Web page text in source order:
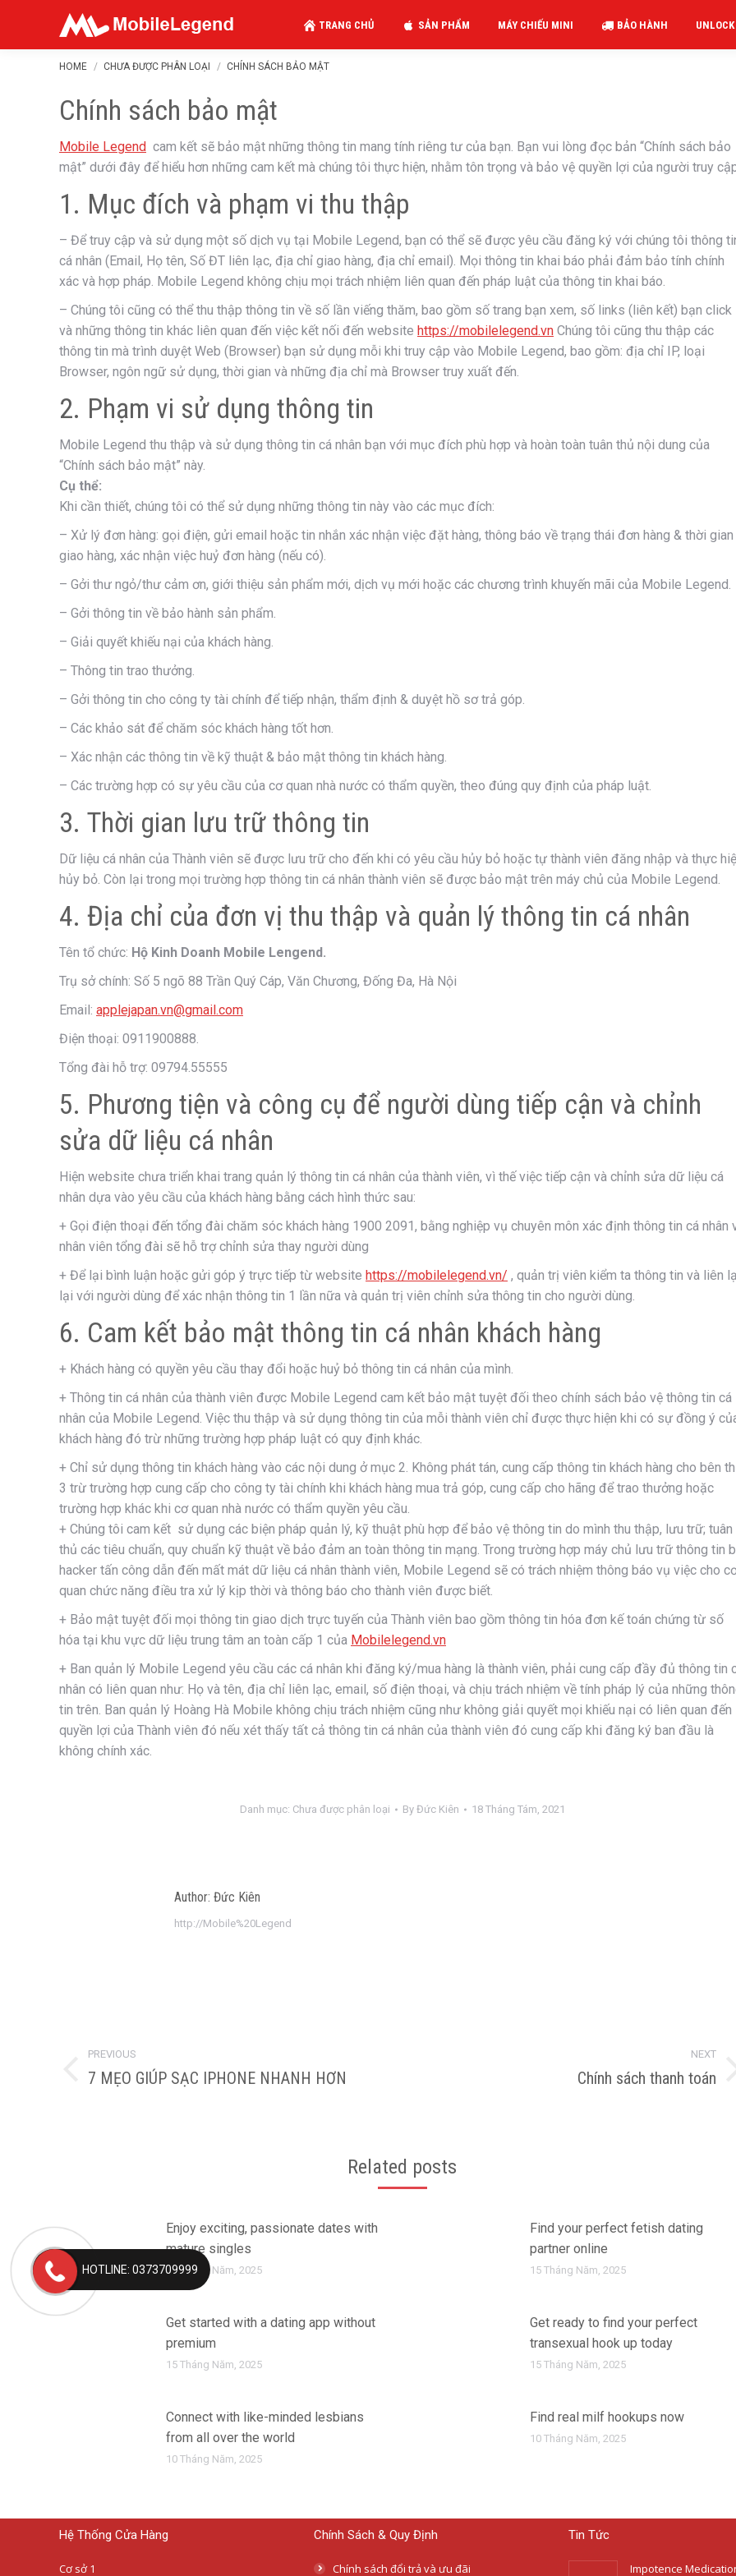
TRANG CHỦ SẢN PHẨM MÁY CHIẾU MINI BẢO HÀNH
You are here:
HOME CHƯA ĐƯỢC PHÂN LOẠI CHÍNH SÁCH BẢO MẬT
Chính sách bảo mật
Mobile Legend cam kết sẽ bảo mật những thông tin mang tính riêng tư của bạn. Bạn vui lòng đọc bản “Chính sách bảo
mật” dưới đây để hiểu hơn những cam kết mà chúng tôi thực hiện, nhằm tôn trọng và bảo vệ quyền lợi của người truy
1. Mục đích và phạm vi thu thập
– Để truy cập và sử dụng một số dịch vụ tại Mobile Legend, bạn có thể sẽ được yêu cầu đăng ký với chúng tôi thông
cá nhân (Email, Họ tên, Số ĐT liên lạc, địa chỉ giao hàng, địa chỉ email). Mọi thông tin khai báo phải đảm bảo tính chính
xác và hợp pháp. Mobile Legend không chịu mọi trách nhiệm liên quan đến pháp luật của thông tin khai báo.
– Chúng tôi cũng có thể thu thập thông tin về số lần viếng thăm, bao gồm số trang bạn xem, số links (liên kết) bạn click
và những thông tin khác liên quan đến việc kết nối đến website https://mobilelegend.vn Chúng tôi cũng thu thập các
thông tin mà trình duyệt Web (Browser) bạn sử dụng mỗi khi truy cập vào Mobile Legend, bao gồm: địa chỉ IP, loại
Browser, ngôn ngữ sử dụng, thời gian và những địa chỉ mà Browser truy xuất đến.
2. Phạm vi sử dụng thông tin
Mobile Legend thu thập và sử dụng thông tin cá nhân bạn với mục đích phù hợp và hoàn toàn tuân thủ nội dung của
“Chính sách bảo mật” này.
Cụ thể:
Khi cần thiết, chúng tôi có thể sử dụng những thông tin này vào các mục đích:
– Xử lý đơn hàng: gọi điện, gửi email hoặc tin nhắn xác nhận việc đặt hàng, thông báo về trạng thái đơn hàng & thời gian
giao hàng, xác nhận việc huỷ đơn hàng (nếu có).
– Gởi thư ngỏ/thư cảm ơn, giới thiệu sản phẩm mới, dịch vụ mới hoặc các chương trình khuyến mãi của Mobile Legend.
– Gởi thông tin về bảo hành sản phẩm.
– Giải quyết khiếu nại của khách hàng.
– Thông tin trao thưởng.
– Gởi thông tin cho công ty tài chính để tiếp nhận, thẩm định & duyệt hồ sơ trả góp.
– Các khảo sát để chăm sóc khách hàng tốt hơn.
– Xác nhận các thông tin về kỹ thuật & bảo mật thông tin khách hàng.
– Các trường hợp có sự yêu cầu của cơ quan nhà nước có thẩm quyền, theo đúng quy định của pháp luật.
3. Thời gian lưu trữ thông tin
Dữ liệu cá nhân của Thành viên sẽ được lưu trữ cho đến khi có yêu cầu hủy bỏ hoặc tự thành viên đăng nhập và thực
hủy bỏ. Còn lại trong mọi trường hợp thông tin cá nhân thành viên sẽ được bảo mật trên máy chủ của Mobile Legend.
4. Địa chỉ của đơn vị thu thập và quản lý thông tin cá nhân
Tên tổ chức: Hộ Kinh Doanh Mobile Lengend.
Trụ sở chính: Số 5 ngõ 88 Trần Quý Cáp, Văn Chương, Đống Đa, Hà Nội
Email: applejapan.vn@gmail.com
Điện thoại: 0911900888.
Tổng đài hỗ trợ: 09794.55555
5. Phương tiện và công cụ để người dùng tiếp cận và chỉnh
sửa dữ liệu cá nhân
Hiện website chưa triển khai trang quản lý thông tin cá nhân của thành viên, vì thế việc tiếp cận và chỉnh sửa dữ liệu cá
nhân dựa vào yêu cầu của khách hàng bằng cách hình thức sau:
+ Gọi điện thoại đến tổng đài chăm sóc khách hàng 1900 2091, bằng nghiệp vụ chuyên môn xác định thông tin cá nhân
nhân viên tổng đài sẽ hỗ trợ chỉnh sửa thay người dùng
+ Để lại bình luận hoặc gửi góp ý trực tiếp từ website https://mobilelegend.vn/ , quản trị viên kiểm ta thông tin và liên
lại với người dùng để xác nhận thông tin 1 lần nữa và quản trị viên chỉnh sửa thông tin cho người dùng.
6. Cam kết bảo mật thông tin cá nhân khách hàng
+ Khách hàng có quyền yêu cầu thay đổi hoặc huỷ bỏ thông tin cá nhân của mình.
+ Thông tin cá nhân của thành viên được Mobile Legend cam kết bảo mật tuyệt đối theo chính sách bảo vệ thông tin cá
nhân của Mobile Legend. Việc thu thập và sử dụng thông tin của mỗi thành viên chỉ được thực hiện khi có sự đồng ý
khách hàng đó trừ những trường hợp pháp luật có quy định khác.
+ Chỉ sử dụng thông tin khách hàng vào các nội dung ở mục 2. Không phát tán, cung cấp thông tin khách hàng cho bên
3 trừ trường hợp cung cấp cho công ty tài chính khi khách hàng mua trả góp, cung cấp cho hãng để trao thưởng hoặc
trường hợp khác khi cơ quan nhà nước có thẩm quyền yêu cầu.
+ Chúng tôi cam kết sử dụng các biện pháp quản lý, kỹ thuật phù hợp để bảo vệ thông tin do mình thu thập, lưu trữ; tuân
thủ các tiêu chuẩn, quy chuẩn kỹ thuật về bảo đảm an toàn thông tin mạng. Trong trường hợp máy chủ lưu trữ thông tin
hacker tấn công dẫn đến mất mát dữ liệu cá nhân thành viên, Mobile Legend sẽ có trách nhiệm thông báo vụ việc cho
quan chức năng điều tra xử lý kịp thời và thông báo cho thành viên được biết.
+ Bảo mật tuyệt đối mọi thông tin giao dịch trực tuyến của Thành viên bao gồm thông tin hóa đơn kế toán chứng từ số
hóa tại khu vực dữ liệu trung tâm an toàn cấp 1 của Mobilelegend.vn
+ Ban quản lý Mobile Legend yêu cầu các cá nhân khi đăng ký/mua hàng là thành viên, phải cung cấp đầy đủ thông tin
nhân có liên quan như: Họ và tên, địa chỉ liên lạc, email, số điện thoại, và chịu trách nhiệm về tính pháp lý của những
tin trên. Ban quản lý Hoàng Hà Mobile không chịu trách nhiệm cũng như không giải quyết mọi khiếu nại có liên quan đến
quyền lợi của Thành viên đó nếu xét thấy tất cả thông tin cá nhân của thành viên đó cung cấp khi đăng ký ban đầu là
không chính xác.
Danh mục: Chưa được phân loại By Đức Kiên 18 Tháng Tám, 2021
Author: Đức Kiên
http://Mobile%20Legend
Post
navigation
PREVIOUS
Previous
7 MẸO GIÚP SẠC IPHONE NHANH HƠN
NEXT
Chính sách thanh toán
Related posts
Enjoy exciting, passionate dates with
mature singles
15 Tháng Năm, 2025
Find your perfect fetish dating
partner online
15 Tháng Năm, 2025
Get started with a dating app without
premium
15 Tháng Năm, 2025
Get ready to find your perfect
transexual hook up today
15 Tháng Năm, 2025
Connect with like-minded lesbians
from all over the world
10 Tháng Năm, 2025
Find real milf hookups now
10 Tháng Năm, 2025
Hệ Thống Cửa Hàng
Cơ sở 1
Chính Sách & Quy Định
Chính sách đổi trả và ưu đãi
Tin Tức
Impotence
HOTLINE: 0373709999